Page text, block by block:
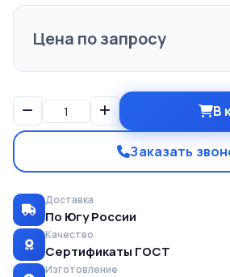
Цена по запросу
В
Заказать
Доставка
По Югу России
Качество
Сертификаты ГОСТ
Изготовление